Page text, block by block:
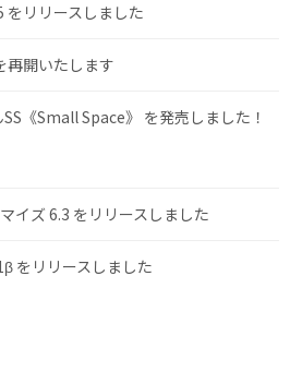
をリリースしました
再開いたします
《Small Space》 を発売しました！
イズ 6.3 をリリースしました
をリリースしました